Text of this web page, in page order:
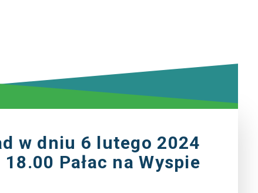
w dniu 6 lutego 2024
Pałac na Wyspie